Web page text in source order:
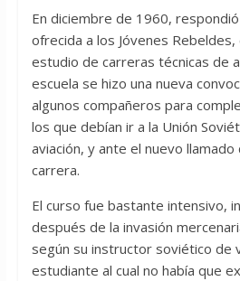
En diciembre de 1960,
ofrecida a los Jóvenes Rebeldes,
estudio de carreras técnicas de
escuela se hizo una nueva
algunos compañeros para
los que debían ir a la Unión
aviación, y ante el nuevo
carrera.
El curso fue bastante intensivo,
después de la invasión
según su instructor soviético de
estudiante al cual no había que